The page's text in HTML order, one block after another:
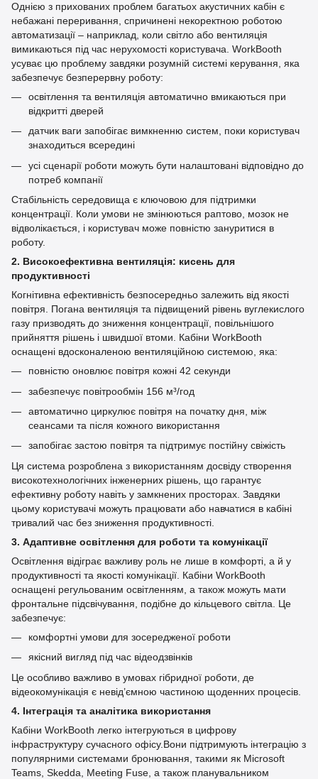
Однією з прихованих проблем багатьох акустичних кабін є
небажані переривання, спричинені некоректною роботою
автоматизації – наприклад, коли світло або вентиляція
вимикаються під час нерухомості користувача. WorkBooth
усуває цю проблему завдяки розумній системі керування, яка
забезпечує безперервну роботу:
освітлення та вентиляція автоматично вмикаються при
відкритті дверей
датчик ваги запобігає вимкненню систем, поки користувач
знаходиться всередині
усі сценарії роботи можуть бути налаштовані відповідно до
потреб компанії
Стабільність середовища є ключовою для підтримки
концентрації. Коли умови не змінюються раптово, мозок не
відволікається, і користувач може повністю зануритися в
роботу.
2. Високоефективна вентиляція: кисень для
продуктивності
Когнітивна ефективність безпосередньо залежить від якості
повітря. Погана вентиляція та підвищений рівень вуглекислого
газу призводять до зниження концентрації, повільнішого
прийняття рішень і швидшої втоми. Кабіни WorkBooth
оснащені вдосконаленою вентиляційною системою, яка:
повністю оновлює повітря кожні 42 секунди
забезпечує повітрообмін 156 м³/год
автоматично циркулює повітря на початку дня, між
сеансами та після кожного використання
запобігає застою повітря та підтримує постійну свіжість
Ця система розроблена з використанням досвіду створення
високотехнологічних інженерних рішень, що гарантує
ефективну роботу навіть у замкнених просторах. Завдяки
цьому користувачі можуть працювати або навчатися в кабіні
тривалий час без зниження продуктивності.
3. Адаптивне освітлення для роботи та комунікації
Освітлення відіграє важливу роль не лише в комфорті, а й у
продуктивності та якості комунікації. Кабіни WorkBooth
оснащені регульованим освітленням, а також можуть мати
фронтальне підсвічування, подібне до кільцевого світла. Це
забезпечує:
комфортні умови для зосередженої роботи
якісний вигляд під час відеодзвінків
Це особливо важливо в умовах гібридної роботи, де
відеокомунікація є невід’ємною частиною щоденних процесів.
4. Інтеграція та аналітика використання
Кабіни WorkBooth легко інтегруються в цифрову
інфраструктуру сучасного офісу.Вони підтримують інтеграцію з
популярними системами бронювання, такими як Microsoft
Teams, Skedda, Meeting Fuse, а також планувальником